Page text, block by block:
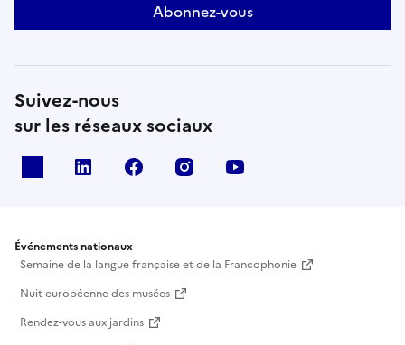
Abonnez-vous
Suivez-nous
sur les réseaux sociaux
Linkedin Facebook Instagram
Événements nationaux
Semaine de la langue française et de la Francophonie
Nuit européenne des musées
Rendez-vous aux jardins